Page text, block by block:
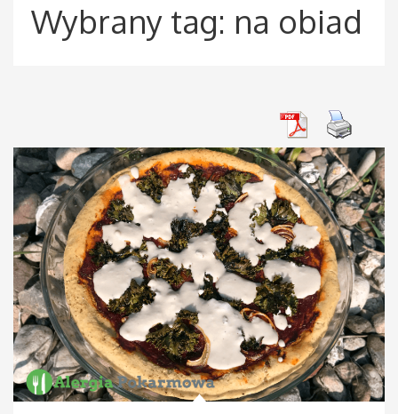
Wybrany tag: na obiad